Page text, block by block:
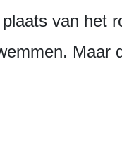
van het
Maar